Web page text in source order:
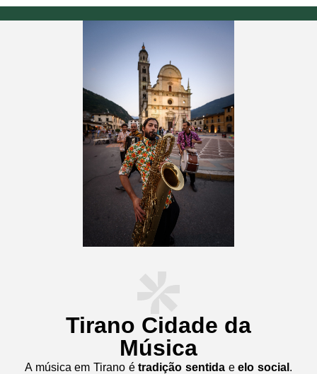
Tirano Cidade da
Música
A música em Tirano étradição sentida eelo social .